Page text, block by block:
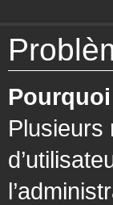
Plusieurs